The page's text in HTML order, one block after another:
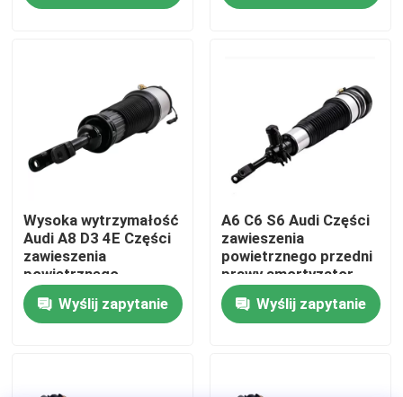
Wycieczka po fabryce
Kontrola jakości
Skontaktuj się z nami
Aktualności
Wysoka wytrzymałość
Audi A8 D3 4E Części
zawieszenia
powietrznego
4E0616039 TS16949
Certyfikowany
Wyślij zapytanie
A6 C6 S6 Audi Części
zawieszenia
powietrznego przedni
prawy amortyzator
4F0616040
Wyślij zapytanie